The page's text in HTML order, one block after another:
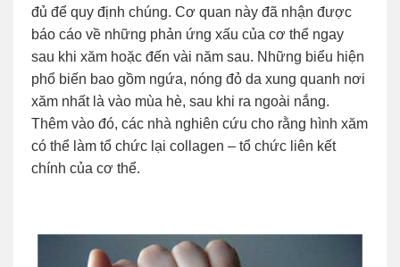
đủ để quy định chúng. Cơ quan này đã nhận được
báo cáo về những phản ứng xấu của cơ thể ngay
sau khi xăm hoặc đến vài năm sau. Những biểu hiện
phổ biến bao gồm ngứa, nóng đỏ da xung quanh nơi
xăm nhất là vào mùa hè, sau khi ra ngoài nắng.
Thêm vào đó, các nhà nghiên cứu cho rằng hình xăm
có thể làm tổ chức lại collagen – tổ chức liên kết
chính của cơ thể.